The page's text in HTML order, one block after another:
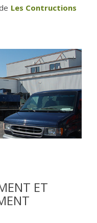
Les Contructions
ET